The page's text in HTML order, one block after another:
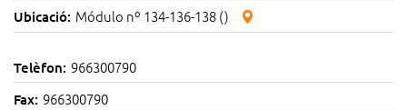
Ubicació: Módulo nº 134-136-138 ()
Telèfon: 966300790
Fax: 966300790